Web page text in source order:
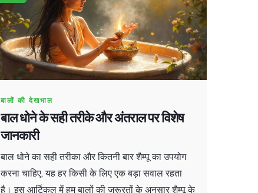
बालों की देखभाल
बाल धोने के सही तरीके और अंतराल पर विशेष
जानकारी
बाल धोने का सही तरीका और कितनी बार शैम्पू का उपयोग
करना चाहिए, यह हर किसी के लिए एक बड़ा सवाल रहता
है। इस आर्टिकल में हम बालों की जरूरतों के अनुसार शैम्पू के